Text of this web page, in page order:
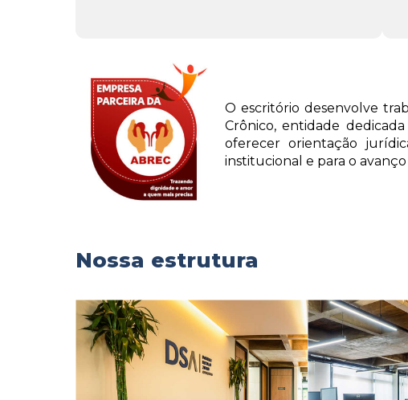
O escritório desenvolve
Crônico, entidade
oferecer orientação
institucional e para o
Nossa estrutura